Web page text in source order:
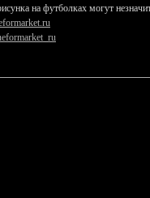
на футболках могут